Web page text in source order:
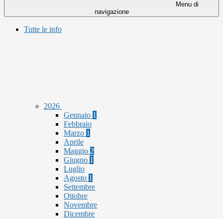
Menu di
navigazione
Tutte le info
2026
Gennaio 1
Febbraio
Marzo 1
Aprile
Maggio 2
Giugno 1
Luglio
Agosto 1
Settembre
Ottobre
Novembre
Dicembre